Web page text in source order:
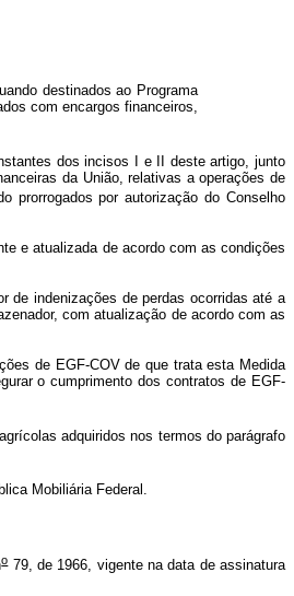
destinados ao Programa
com encargos financeiros,
dos incisos I e II deste artigo, junto
da União, relativas a operações de
prorrogados por autorização do Conselho
e atualizada de acordo com as condições
de indenizações de perdas ocorridas até a
com atualização de acordo com as
de EGF-COV de que trata esta Medida
o cumprimento dos contratos de EGF-
adquiridos nos termos do parágrafo
Mobiliária Federal.
o79, de 1966, vigente na data de assinatura